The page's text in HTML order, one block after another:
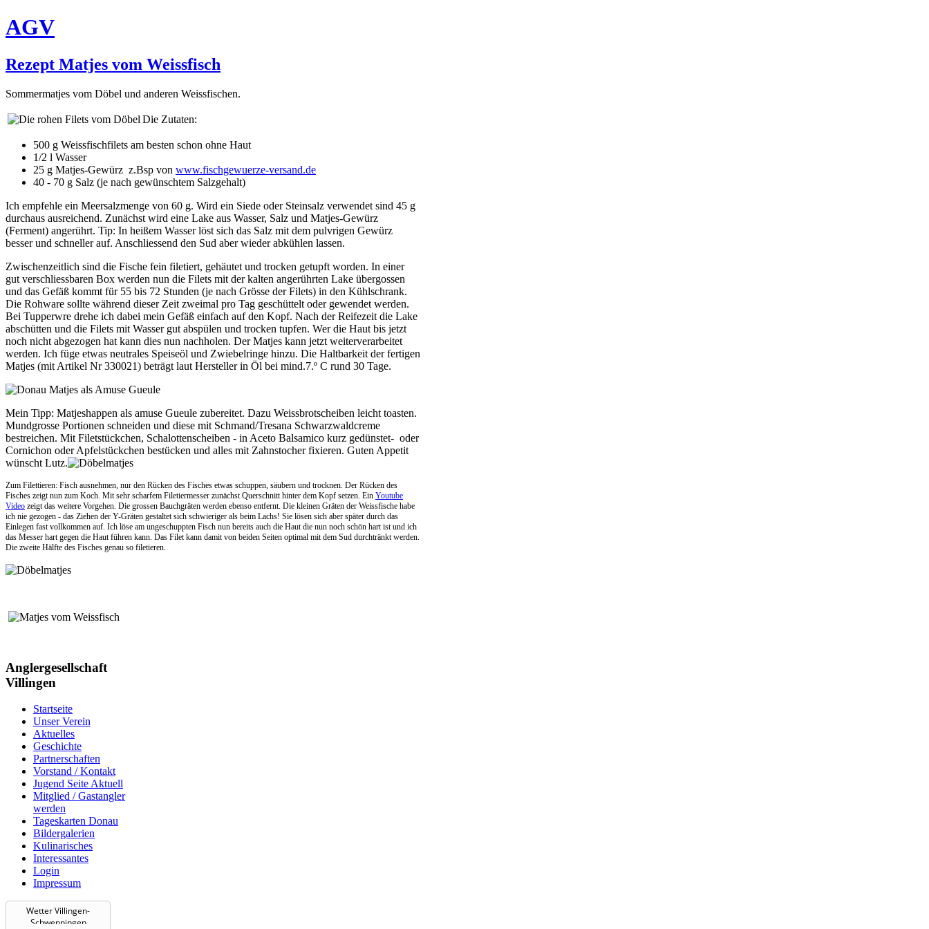
AGV
Rezept Matjes vom Weissfisch
Sommermatjes vom Döbel und anderen Weissfischen.
Die Zutaten:
500 g Weissfischfilets am besten schon ohne Haut
1/2 l Wasser
25 g Matjes-Gewürz z.Bsp von www.fischgewuerze-versand.de
40 - 70 g Salz (je nach gewünschtem Salzgehalt)
Ich empfehle ein Meersalzmenge von 60 g. Wird ein Siede oder Steinsalz verwendet sind 45 g
durchaus ausreichend. Zunächst wird eine Lake aus Wasser, Salz und Matjes-Gewürz
(Ferment) angerührt. Tip: In heißem Wasser löst sich das Salz mit dem pulvrigen Gewürz
besser und schneller auf. Anschliessend den Sud aber wieder abkühlen lassen.
Zwischenzeitlich sind die Fische fein filetiert, gehäutet und trocken getupft worden. In einer
gut verschliessbaren Box werden nun die Filets mit der kalten angerührten Lake übergossen
und das Gefäß kommt für 55 bis 72 Stunden (je nach Grösse der Filets) in den Kühlschrank.
Die Rohware sollte während dieser Zeit zweimal pro Tag geschüttelt oder gewendet werden.
Bei Tupperwre drehe ich dabei mein Gefäß einfach auf den Kopf. Nach der Reifezeit die Lake
abschütten und die Filets mit Wasser gut abspülen und trocken tupfen. Wer die Haut bis jetzt
noch nicht abgezogen hat kann dies nun nachholen. Der Matjes kann jetzt weiterverarbeitet
werden. Ich füge etwas neutrales Speiseöl und Zwiebelringe hinzu. Die Haltbarkeit der fertigen
Matjes (mit Artikel Nr 330021) beträgt laut Hersteller in Öl bei mind.7.º C rund 30 Tage.
Mein Tipp: Matjeshappen als amuse Gueule zubereitet. Dazu Weissbrotscheiben leicht toasten.
Mundgrosse Portionen schneiden und diese mit Schmand/Tresana Schwarzwaldcreme
bestreichen. Mit Filetstückchen, Schalottenscheiben - in Aceto Balsamico kurz gedünstet- oder
Cornichon oder Apfelstückchen bestücken und alles mit Zahnstocher fixieren. Guten Appetit
wünscht Lutz.
Zum Filettieren: Fisch ausnehmen, nur den Rücken des Fisches etwas schuppen, säubern und trocknen. Der Rücken des
Fisches zeigt nun zum Koch. Mit sehr scharfem Filetiermesser zunächst Querschnitt hinter dem Kopf setzen. Ein Youtube
Video zeigt das weitere Vorgehen. Die grossen Bauchgräten werden ebenso entfernt. Die kleinen Gräten der Weissfische habe
ich nie gezogen - das Ziehen der Y-Gräten gestaltet sich schwieriger als beim Lachs! Sie lösen sich aber später durch das
Einlegen fast vollkommen auf. Ich löse am ungeschuppten Fisch nun bereits auch die Haut die nun noch schön hart ist und ich
das Messer hart gegen die Haut führen kann. Das Filet kann damit von beiden Seiten optimal mit dem Sud durchtränkt werden.
Die zweite Hälfte des Fisches genau so filetieren.
Anglergesellschaft
Villingen
Startseite
Unser Verein
Aktuelles
Geschichte
Partnerschaften
Vorstand / Kontakt
Jugend Seite Aktuell
Mitglied / Gastangler
werden
Tageskarten Donau
Bildergalerien
Kulinarisches
Interessantes
Login
Impressum
Wetter Villingen-
Schwenningen